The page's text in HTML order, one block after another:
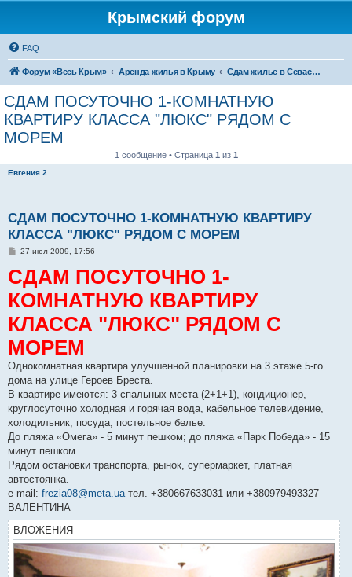
Крымский форум
FAQ
Форум «Весь Крым» Аренда жилья в Крыму Сдам жилье в Севастополе
СДАМ ПОСУТОЧНО 1-КОМНАТНУЮ
КВАРТИРУ КЛАССА "ЛЮКС" РЯДОМ С
МОРЕМ
1 сообщение • Страница 1 из 1
Евгения 2
СДАМ ПОСУТОЧНО 1-КОМНАТНУЮ КВАРТИРУ
КЛАССА "ЛЮКС" РЯДОМ С МОРЕМ
С
о
б
щ
е
н
и
е
27 июл 2009, 17:56
СДАМ ПОСУТОЧНО 1-
КОМНАТНУЮ КВАРТИРУ
КЛАССА "ЛЮКС" РЯДОМ С
МОРЕМ
Однокомнатная квартира улучшенной планировки на 3 этаже 5-го
дома на улице Героев Бреста.
В квартире имеются: 3 спальных места (2+1+1), кондиционер,
круглосуточно холодная и горячая вода, кабельное телевидение,
холодильник, посуда, постельное белье.
До пляжа «Омега» - 5 минут пешком; до пляжа «Парк Победа» - 15
минут пешком.
Рядом остановки транспорта, рынок, супермаркет, платная
автостоянка.
e-mail: frezia08@meta.uaтел. +380667633031 или +380979493327
ВАЛЕНТИНА
ВЛОЖЕНИЯ